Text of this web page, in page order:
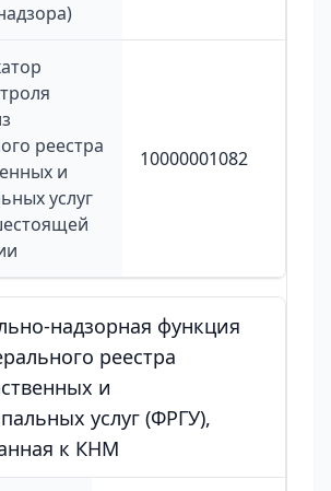
реестра
и
услуг
10000001082
надзорная функция
реестра
и
услуг (ФРГУ),
к КНМ